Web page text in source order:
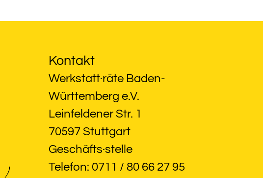
Kontakt
Werkstatt·räte Baden-
Württemberg e.V.
Leinfeldener Str. 1
70597 Stuttgart
Geschäfts·stelle
Telefon: 0711 / 80 66 27 95